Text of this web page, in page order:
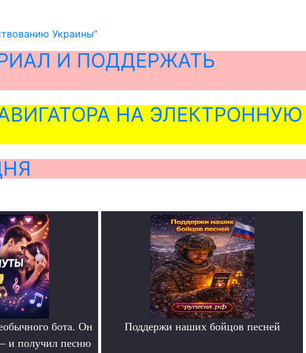
Украины”
И ПОДДЕРЖАТЬ
НА ЭЛЕКТРОННУЮ
бота. Он
и получил песню
Поддержи наших бойцов песней